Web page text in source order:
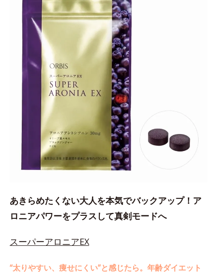
あきらめたくない大人を本気でバックアップ！ア
ロニアパワーをプラスして真剣モードへ
スーパーアロニアEX
“太りやすい、痩せにくい”と感じたら。年齢ダイエット